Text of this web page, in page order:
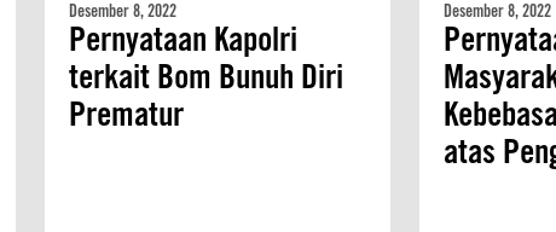
Desember 8, 2022
Pernyataan Kapolri
terkait Bom Bunuh Diri
Prematur
Desember 8, 2022
atas